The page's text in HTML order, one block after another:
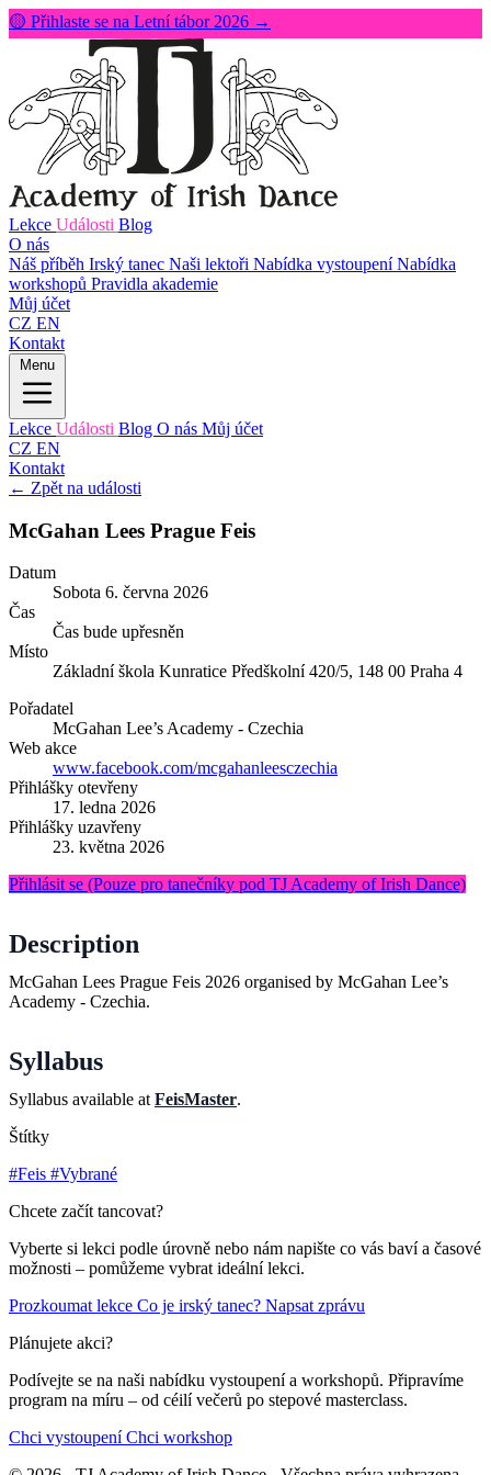
🟡 Přihlaste se na Letní tábor 2026 →
Lekce Události Blog
O nás
Náš příběh Irský tanec Naši lektoři Nabídka vystoupeníNabídka
workshopů Pravidla akademie
Můj účet
CZ EN
Kontakt
Menu
Lekce Události Blog O nás Můj účet
CZ EN
Kontakt
← Zpět na události
McGahan Lees Prague Feis
Datum
Sobota 6. června 2026
Čas
Čas bude upřesněn
Místo
Základní škola Kunratice Předškolní 420/5, 148 00 Praha 4
Pořadatel
McGahan Lee’s Academy - Czechia
Web akce
www.facebook.com/mcgahanleesczechia
Přihlášky otevřeny
17. ledna 2026
Přihlášky uzavřeny
23. května 2026
Přihlásit se (Pouze pro tanečníky pod TJ Academy of Irish Dance)
Description
McGahan Lees Prague Feis 2026 organised by McGahan Lee’s
Academy - Czechia.
Syllabus
Syllabus available atFeisMaster.
Štítky
#Feis #Vybrané
Chcete začít tancovat?
Vyberte si lekci podle úrovně nebo nám napište co vás baví a časové
možnosti – pomůžeme vybrat ideální lekci.
Prozkoumat lekce Co je irský tanec? Napsat zprávu
Plánujete akci?
Podívejte se na naši nabídku vystoupení a workshopů. Připravíme
program na míru – od céilí večerů po stepové masterclass.
Chci vystoupeníChci workshop